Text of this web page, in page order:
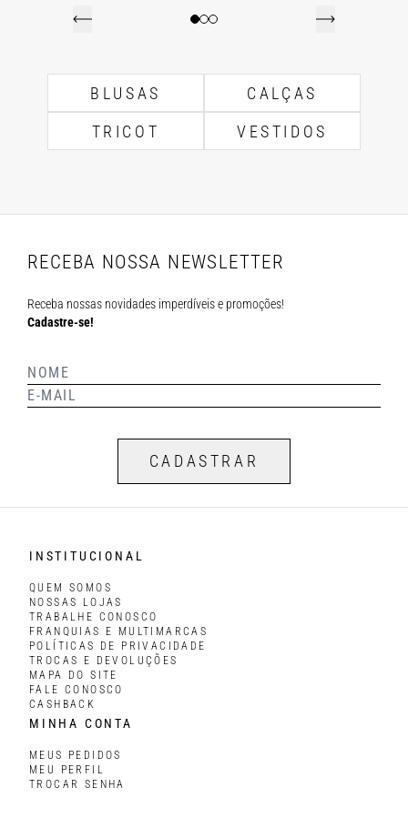
BLUSAS
CALÇAS
TRICOT
VESTIDOS
RECEBA NOSSA NEWSLETTER
Receba nossas novidades imperdíveis e promoções!
Cadastre-se!
CADASTRAR
INSTITUCIONAL
QUEM SOMOS
NOSSAS LOJAS
TRABALHE CONOSCO
FRANQUIAS E MULTIMARCAS
POLÍTICAS DE PRIVACIDADE
TROCAS E DEVOLUÇÕES
MAPA DO SITE
FALE CONOSCO
CASHBACK
MINHA CONTA
MEUS PEDIDOS
MEU PERFIL
TROCAR SENHA